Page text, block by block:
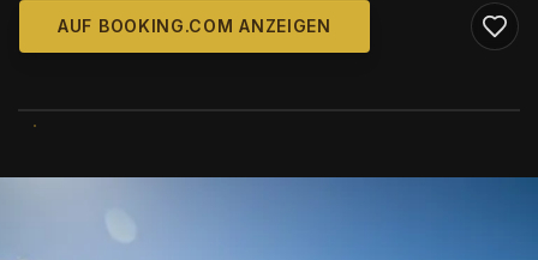
AUF BOOKING.COM ANZEIGEN